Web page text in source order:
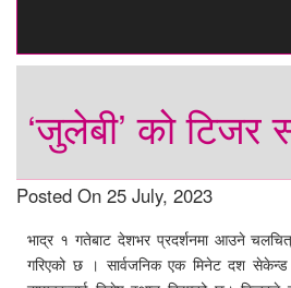
‘जुलेबी’ को टिजर
Posted On 25 July, 2023
भाद्र १ गतेबाट देशभर प्रदर्शनमा आउने
गरिएको छ । सार्वजनिक एक मिनेट दश सेकेन्ड